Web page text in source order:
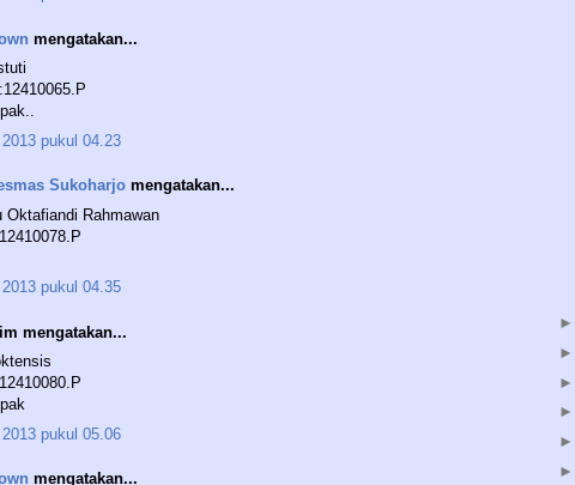
mengatakan...
pukul 04.23
Sukoharjo mengatakan...
Oktafiandi Rahmawan
pukul 04.35
mengatakan...
pukul 05.06
mengatakan...
►
►
►
►
►
►